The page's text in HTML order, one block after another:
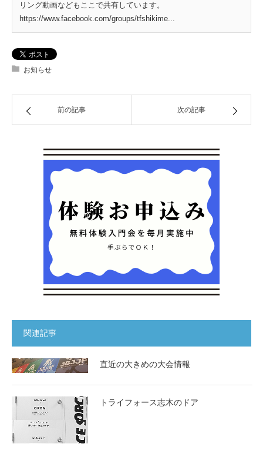
リング動画などもここで共有しています。
https://www.facebook.com/groups/tfshikime...
お知らせ
前の記事 次の記事
関連記事
直近の大きめの大会情報
トライフォース志木のドア